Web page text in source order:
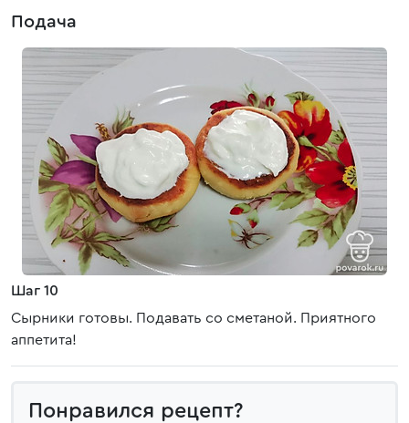
Подача
Шаг 10
Сырники готовы. Подавать со сметаной. Приятного
аппетита!
Понравился рецепт?